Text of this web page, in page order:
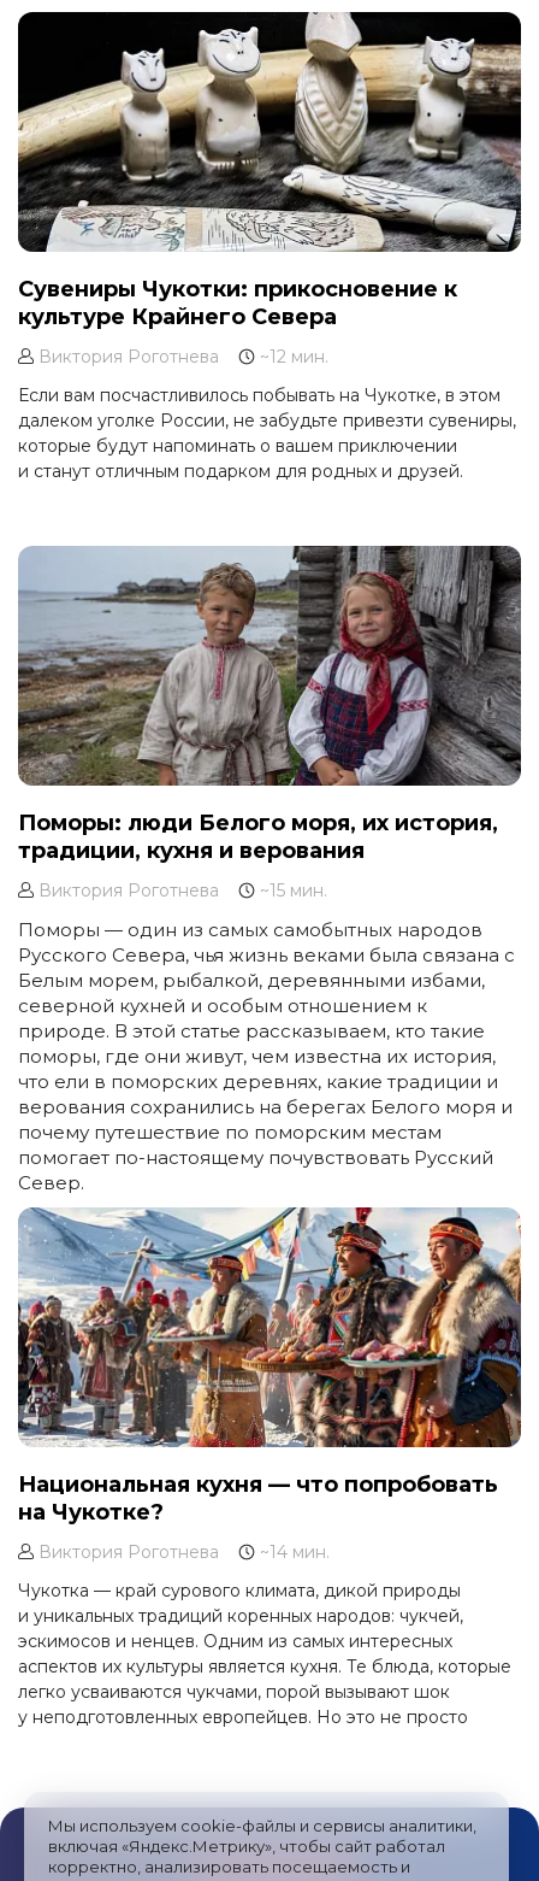
Мы используем cookie-файлы и сервисы аналитики,
включая «Яндекс.Метрику», чтобы сайт работал
корректно, анализировать посещаемость и
Сувениры Чукотки: прикосновение к
культуре Крайнего Севера
Виктория Роготнева
~12 мин.
Если вам посчастливилось побывать на Чукотке, в этом
далеком уголке России, не забудьте привезти сувениры,
которые будут напоминать о вашем приключении
и станут отличным подарком для родных и друзей.
Поморы: люди Белого моря, их история,
традиции, кухня и верования
Виктория Роготнева ~15 мин.
Поморы — один из самых самобытных народов
Русского Севера, чья жизнь веками была связана с
Белым морем, рыбалкой, деревянными избами,
северной кухней и особым отношением к
природе. В этой статье рассказываем, кто такие
поморы, где они живут, чем известна их история,
что ели в поморских деревнях, какие традиции и
верования сохранились на берегах Белого моря и
почему путешествие по поморским местам
помогает по-настоящему почувствовать Русский
Север.
Национальная кухня — что попробовать
на Чукотке?
Виктория Роготнева
~14 мин.
Чукотка — край сурового климата, дикой природы
и уникальных традиций коренных народов: чукчей,
эскимосов и ненцев. Одним из самых интересных
аспектов их культуры является кухня. Те блюда, которые
легко усваиваются чукчами, порой вызывают шок
у неподготовленных европейцев. Но это не просто
тур на Чукотку, обязательно познакомьтесь
с кулинарными традициями местных народов.